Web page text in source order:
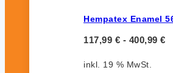
Hempatex Enamel
117,99 € - 400,99 €
inkl. 19 % MwSt.